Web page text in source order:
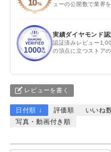
ューの公開数で業界
実績ダイヤモンド認
認証済みレビュー
の頂点に立つストアの
レビューを書く
日付順 ↓ 評価順 いいね
写真・動画付き順